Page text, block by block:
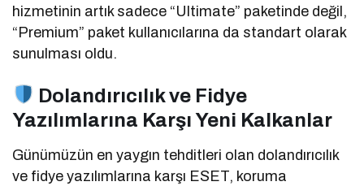
hizmetinin artık sadece “Ultimate” paketinde değil,
“Premium” paket kullanıcılarına da standart olarak
sunulması oldu.
Dolandırıcılık ve Fidye
Yazılımlarına Karşı Yeni Kalkanlar
Günümüzün en yaygın tehditleri olan dolandırıcılık
ve fidye yazılımlarına karşı ESET, koruma